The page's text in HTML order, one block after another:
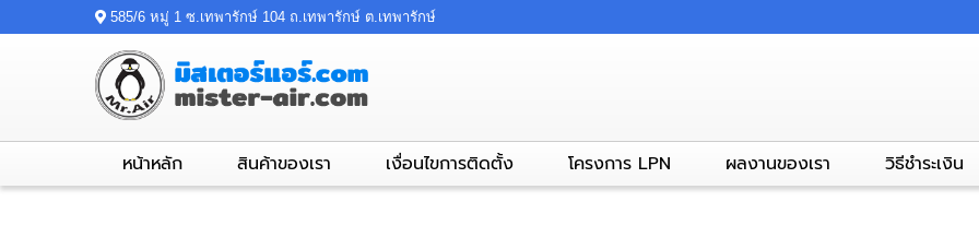
585/6 หมู่ 1 ซ.เทพารักษ์ 104 ถ.เทพารักษ์ ต.เทพารักษ์
หน้าหลัก สินค้าของเรา เงื่อนไขการติดตั้ง โครงการ LPN ผลงานของเรา วิธีชำระเงิน